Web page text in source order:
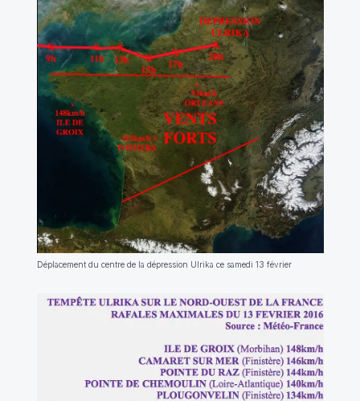
Déplacement du centre de la dépression Ulrika ce samedi 13 février